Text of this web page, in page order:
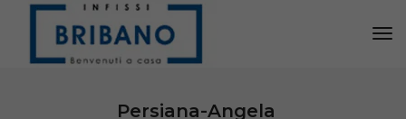
Persiana-Angela